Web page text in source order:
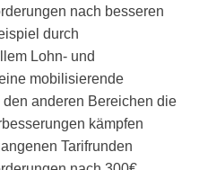
nach besseren
durch
Lohn- und
mobilisierende
anderen Bereichen die
kämpfen
Tarifrunden